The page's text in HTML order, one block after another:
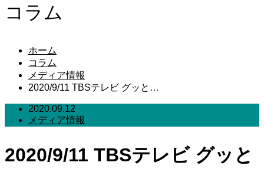
コラム
ホーム
コラム
メディア情報
2020/9/11 TBSテレビ グッと…
2020.09.12
メディア情報
2020/9/11 TBSテレビ グッと